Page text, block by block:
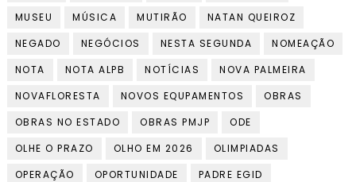
MUSEU
MÚSICA MUTIRÃO
NATAN QUEIROZ
NEGADO
NEGÓCIOS NESTA SEGUNDA
NOMEAÇÃO
NOTA
NOTA ALPB NOTÍCIAS
NOVA PALMEIRA
NOVAFLORESTA
NOVOS EQUPAMENTOS
OBRAS
OBRAS NO ESTADO
OBRAS PMJP
ODE
OLHE O PRAZO
OLHO EM 2026
OLIMPIADAS
OPERAÇÃO
OPORTUNIDADE
PADRE EGID